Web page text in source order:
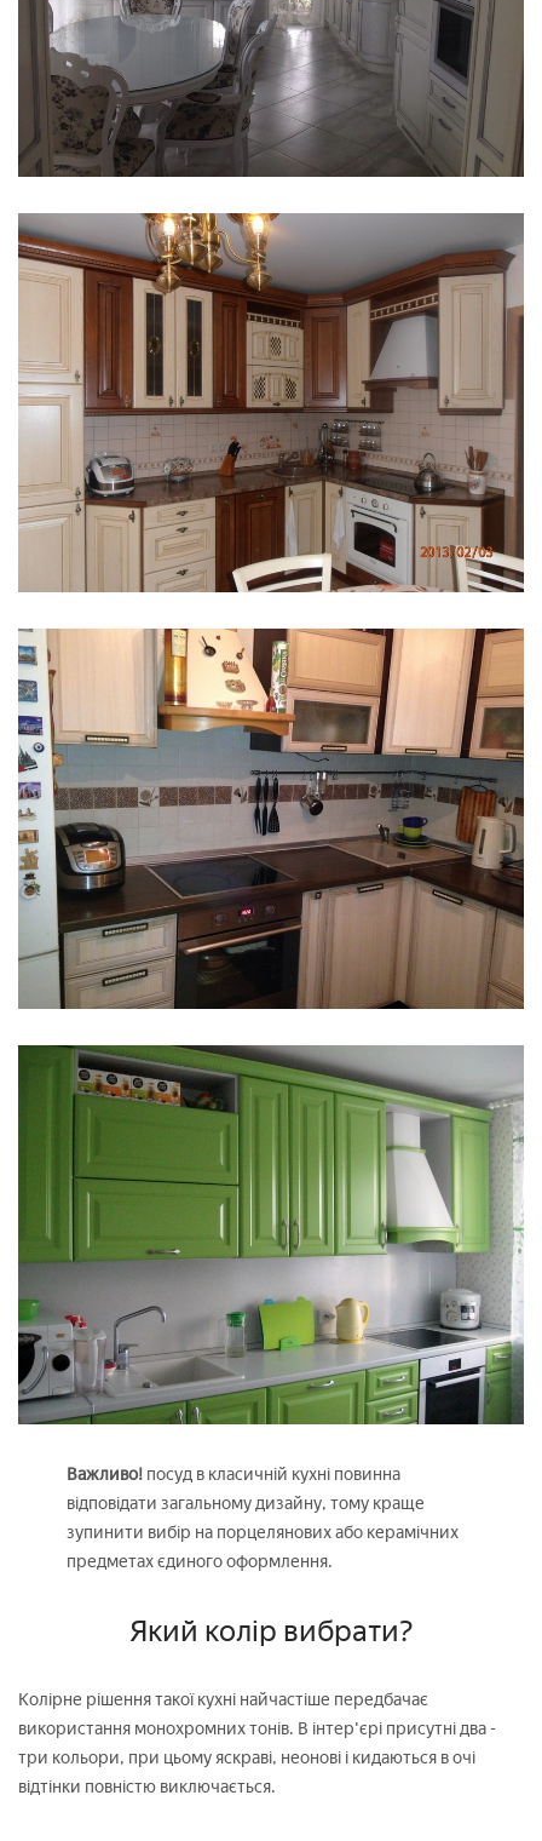
Важливо! посуд в класичній кухні повинна
відповідати загальному дизайну, тому краще
зупинити вибір на порцелянових або керамічних
предметах єдиного оформлення.
Який колір вибрати?
Колірне рішення такої кухні найчастіше передбачає
використання монохромних тонів. В інтер'єрі присутні два -
три кольори, при цьому яскраві, неонові і кидаються в очі
відтінки повністю виключається.